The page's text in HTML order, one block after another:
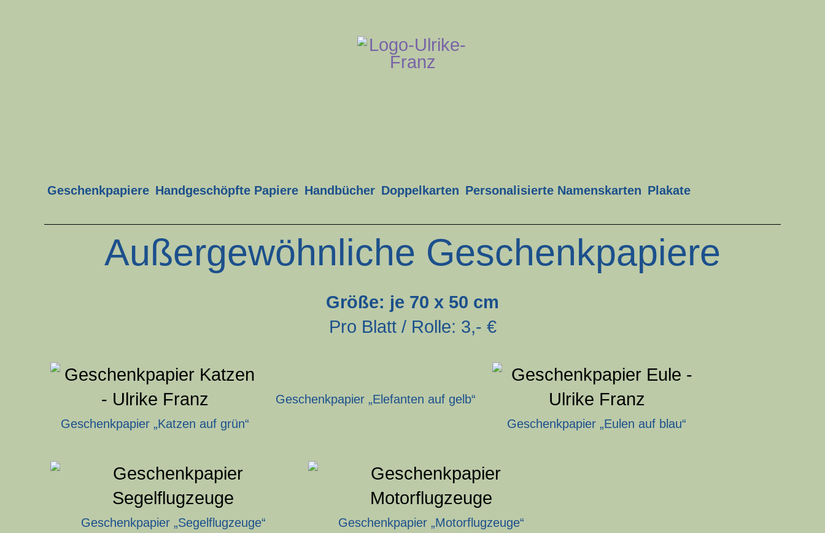
Geschenkpapiere Handgeschöpfte Papiere Handbücher Doppelkarten Personalisierte Namenskarten Plakate
Außergewöhnliche Geschenkpapiere
Größe: je 70 x 50 cm
Pro Blatt / Rolle: 3,- €
Geschenkpapier „Katzen auf grün“
Geschenkpapier „Elefanten auf gelb“
Geschenkpapier „Eulen auf blau“
Geschenkpapier „Segelflugzeuge“ Geschenkpapier „Motorflugzeuge“